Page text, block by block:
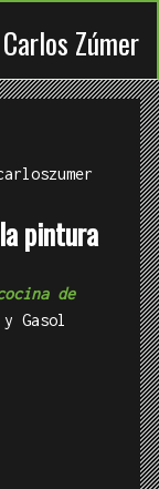
Carlos Zúmer
pintura
de
y Gasol